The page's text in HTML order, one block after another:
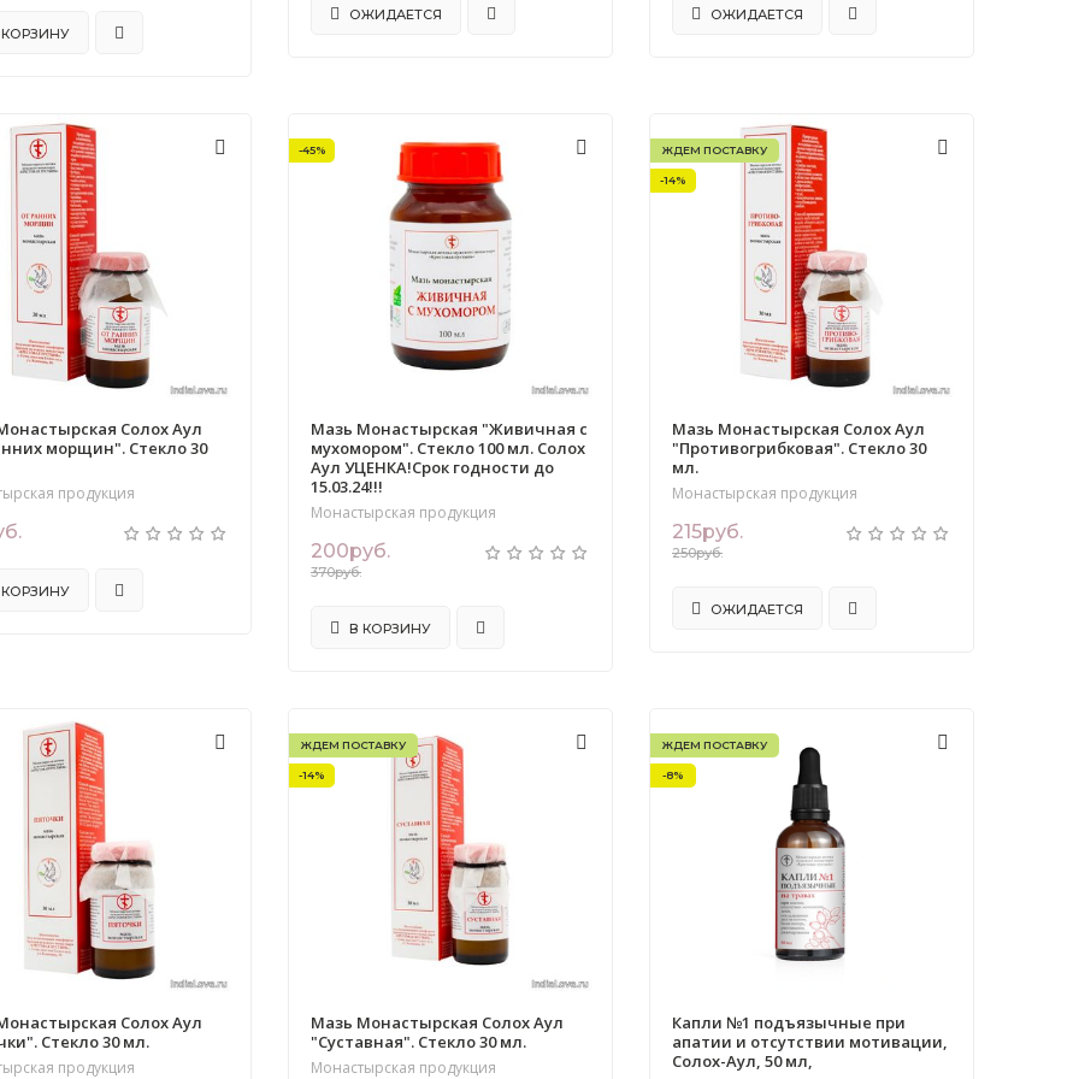
ОЖИДАЕТСЯ ОЖИДАЕТСЯ
Солох Аул
морщин". Стекло 30
продукция
-45%
Мазь Монастырская "Живичная с
мухомором". Стекло 100 мл. Солох
Аул УЦЕНКА!Срок годности до
15.03.24!!!
Монастырская продукция
200руб.
370руб.
В КОРЗИНУ
ЖДЕМ ПОСТАВКУ
-14%
Мазь Монастырская Солох Аул
"Противогрибковая". Стекло 30
мл.
Монастырская продукция
215руб.
250руб.
ОЖИДАЕТСЯ
Солох Аул
Стекло 30 мл.
продукция
ЖДЕМ ПОСТАВКУ
-14%
Мазь Монастырская Солох Аул
"Суставная". Стекло 30 мл.
Монастырская продукция
ЖДЕМ ПОСТАВКУ
-8%
Капли №1 подъязычные при
апатии и отсутствии мотивации,
Солох-Аул, 50 мл,